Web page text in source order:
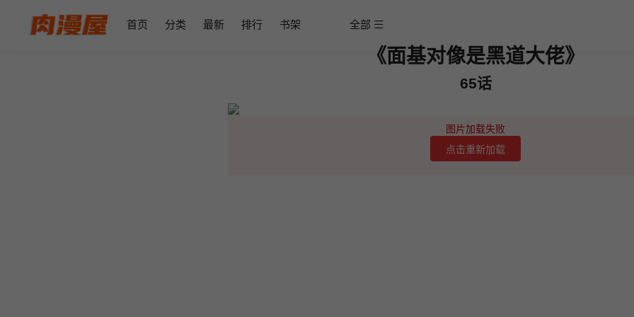
首页 分类 最新 排行 书架 全部
《面基对像是黑道大佬》
65话
图片加载失败
点击重新加载